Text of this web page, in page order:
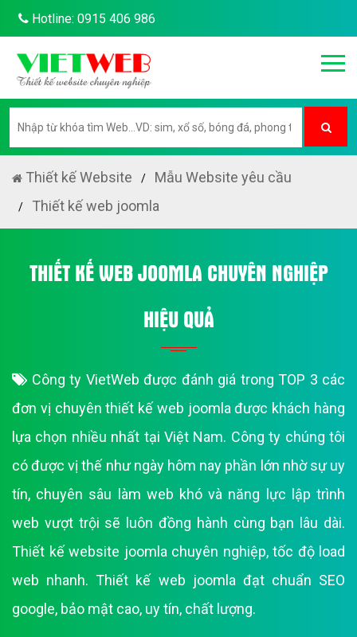
Hotline: 0915 406 986
Thiết kế Website
Mẫu Website yêu cầu
Thiết kế web joomla
THIẾT KẾ WEB JOOMLA CHUYÊN NGHIỆP
HIỆU QUẢ
Công ty VietWeb được đánh giá trong TOP 3 các
đơn vị chuyên thiết kế web joomla được khách hàng
lựa chọn nhiều nhất tại Việt Nam. Công ty chúng tôi
có được vị thế như ngày hôm nay phần lớn nhờ sự uy
tín, chuyên sâu làm web khó và năng lực lập trình
web vượt trội sẽ luôn đồng hành cùng bạn lâu dài.
Thiết kế website joomla chuyên nghiệp, tốc độ load
web nhanh. Thiết kế web joomla đạt chuẩn SEO
google, bảo mật cao, uy tín, chất lượng.